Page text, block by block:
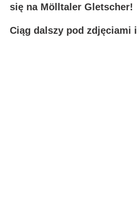
się na Mölltaler Gletscher!
Ciąg dalszy pod zdjęciami i